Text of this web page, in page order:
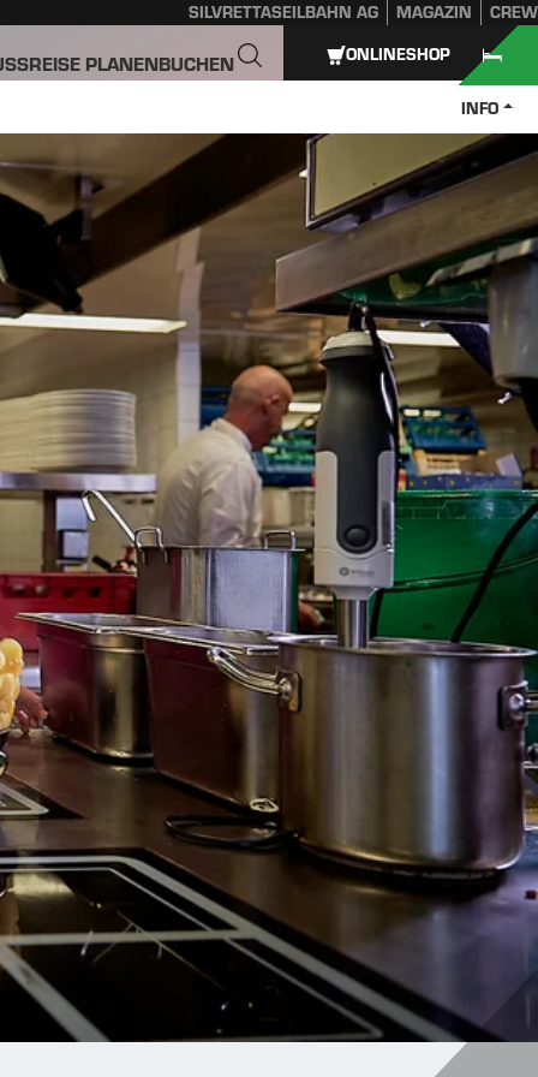
SILVRETTASEILBAHN AG MAGAZIN CREW
REISE PLANENBUCHEN
INFO
ONLINESHOP